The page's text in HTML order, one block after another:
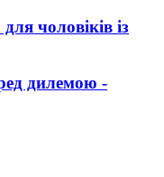
чоловіків із
дилемою -